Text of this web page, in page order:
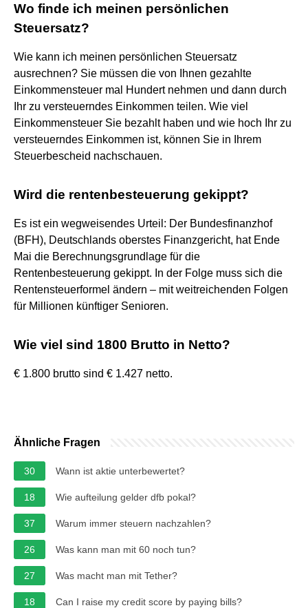
Wo finde ich meinen persönlichen
Steuersatz?
Wie kann ich meinen persönlichen Steuersatz
ausrechnen? Sie müssen die von Ihnen gezahlte
Einkommensteuer mal Hundert nehmen und dann durch
Ihr zu versteuerndes Einkommen teilen. Wie viel
Einkommensteuer Sie bezahlt haben und wie hoch Ihr zu
versteuerndes Einkommen ist, können Sie in Ihrem
Steuerbescheid nachschauen.
Wird die rentenbesteuerung gekippt?
Es ist ein wegweisendes Urteil: Der Bundesfinanzhof
(BFH), Deutschlands oberstes Finanzgericht, hat Ende
Mai die Berechnungsgrundlage für die
Rentenbesteuerung gekippt. In der Folge muss sich die
Rentensteuerformel ändern – mit weitreichenden Folgen
für Millionen künftiger Senioren.
Wie viel sind 1800 Brutto in Netto?
€ 1.800 brutto sind € 1.427 netto.
Ähnliche Fragen
30 Wann ist aktie unterbewertet?
18 Wie aufteilung gelder dfb pokal?
37 Warum immer steuern nachzahlen?
26 Was kann man mit 60 noch tun?
27 Was macht man mit Tether?
18 Can I raise my credit score by paying bills?